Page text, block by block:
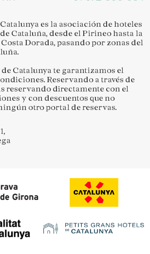
es la asociación de hoteles
Cataluña, desde el Pirineo hasta la
Dorada, pasando por zonas del
Catalunya te garantizamos el
Reservando a través de
reservando directamente con el
y con descuentos que no
otro portal de reservas.